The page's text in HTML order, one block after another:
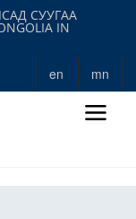
СУУГАА
IN
en mn